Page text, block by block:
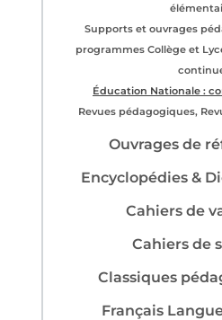
Supports et ouvrages
programmes Collège et
Éducation Nationale :
Revues pédagogiques,
Ouvrages de
Encyclopédies &
Cahiers de
Cahiers de
Classiques
Français